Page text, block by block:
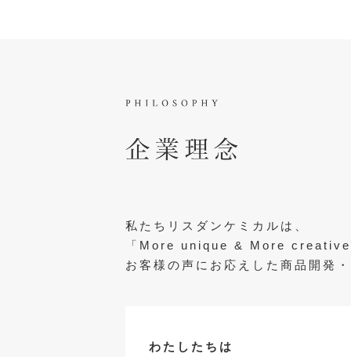
私たちリスダンケミカルは、
「More unique & More creative
お客様の声にお応えした商品開発
わたしたちは